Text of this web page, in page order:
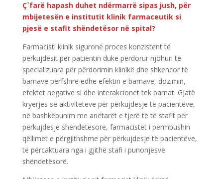
Ç`farë hapash duhet ndërmarrë sipas jush, për
mbijetesën e institutit klinik farmaceutik si
pjesë e stafit shëndetësor në spital?
Farmacisti klinik siguronë proces konzistent të
përkujdesit për pacientin duke përdorur njohuri të
specializuara për përdorimin klinikë dhe shkencor të
barnave përfshirë edhe efektin e barnave, dozimin,
efektet negative si dhe interakcionet tek barnat. Gjatë
kryerjes së aktiviteteve për përkujdesje të pacientëve,
në bashkëpunim me anëtarët e tjerë të të stafit për
përkujdesje shëndetësore, farmacistët i përmbushin
qëllimet e përgjithshme për përkujdesje të pacientëve,
të përcaktuara nga i gjithë stafi i punonjësve
shëndetësorë.